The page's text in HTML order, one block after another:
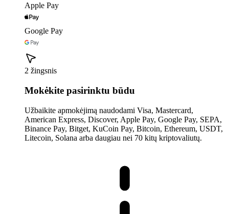
Apple Pay
Google Pay
2 žingsnis
Mokėkite pasirinktu būdu
Užbaikite apmokėjimą naudodami Visa, Mastercard,
American Express, Discover, Apple Pay, Google Pay, SEPA,
Binance Pay, Bitget, KuCoin Pay, Bitcoin, Ethereum, USDT,
Litecoin, Solana arba daugiau nei 70 kitų kriptovaliutų.